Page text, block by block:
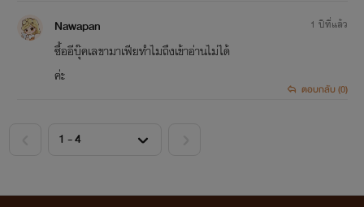
Nawapan
ซื้ออีบุ๊คเลขามาเฟียทำไมถึงเข้าอ่านไม่ได้
ค่ะ
1 ปีที่แล้ว
ตอบกลับ (0)